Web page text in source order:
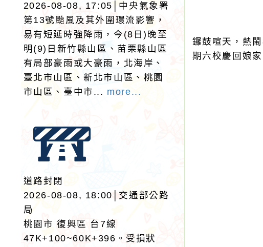
2026-08-08, 17:05│中央氣象署
第13號颱風及其外圍環流影響，
易有短延時強降雨，今(8日)晚至
明(9)日新竹縣山區、苗栗縣山區
有局部豪雨或大豪雨，北海岸、
臺北市山區、新北市山區、桃園
市山區、臺中市... more...
道路封閉
2026-08-08, 18:00│交通部公路
局
桃園市 復興區 台7線
47K+100~60K+396。受損狀
鑼鼓喧天，熱
期六校慶回娘